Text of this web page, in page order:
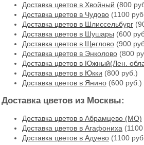
Доставка цветов в Хвойный (800
Доставка цветов в Чудово (1100
Доставка цветов в Шлиссельбург
Доставка цветов в Шушары (600
Доставка цветов в Щеглово (900
Доставка цветов в Энколово (800
Доставка цветов в Южный(Лен.
Доставка цветов в Юкки (800 руб.)
Доставка цветов в Янино (600 руб.)
Доставка цветов из Москвы:
Доставка цветов в Абрамцево (МО)
Доставка цветов в Агафониха
Доставка цветов в Адуево (1100